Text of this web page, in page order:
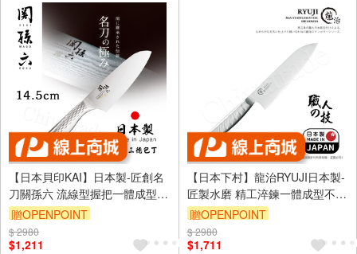
【日本貝印KAI】日本製-匠創名
刀關孫六 流線型握把一體成型不
鏽鋼刀-14.5cm(小三德包丁)
贈OPENPOINT
$ 2980
$1,211
【日本下村】龍治RYUJI日本製-
匠製水磨 精工淬鍊一體成型不鏽
鋼刀-17cm(三德包丁)
贈OPENPOINT
$ 2980
$1,711